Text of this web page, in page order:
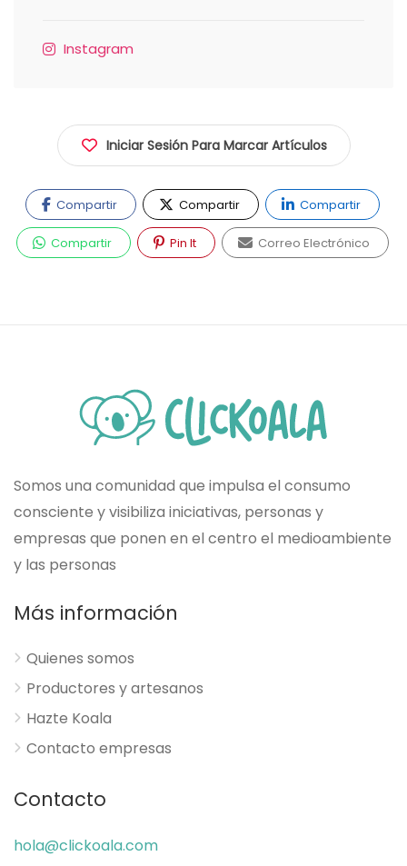
Instagram
Iniciar Sesión Para Marcar Artículos
Compartir Compartir Compartir
Compartir Pin It Correo Electrónico
Somos una comunidad que impulsa el consumo
consciente y visibiliza iniciativas, personas y
empresas que ponen en el centro el medioambiente
y las personas
Más información
Quienes somos
Productores y artesanos
Hazte Koala
Contacto empresas
Contacto
hola@clickoala.com